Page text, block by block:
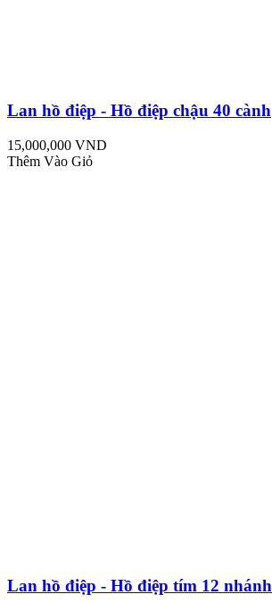
Lan hồ điệp - Hồ điệp chậu 40 cành
15,000,000 VND
Thêm Vào Giỏ
Lan hồ điệp - Hồ điệp tím 12 nhánh